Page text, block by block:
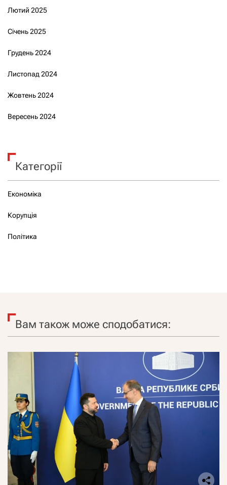
Лютий 2025
Січень 2025
Грудень 2024
Листопад 2024
Жовтень 2024
Вересень 2024
Категорії
Економіка
Корупція
Політика
Вам також може сподобатися: